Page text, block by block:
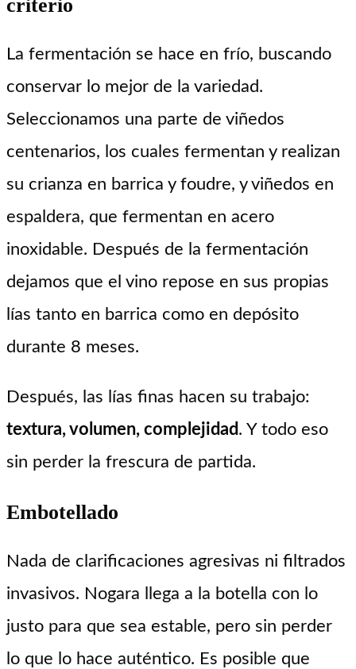
criterio
La fermentación se hace en frío, buscando
conservar lo mejor de la variedad.
Seleccionamos una parte de viñedos
centenarios, los cuales fermentan y realizan
su crianza en barrica y foudre, y viñedos en
espaldera, que fermentan en acero
inoxidable. Después de la fermentación
dejamos que el vino repose en sus propias
lías tanto en barrica como en depósito
durante 8 meses.
Después, las lías finas hacen su trabajo:
textura, volumen, complejidad. Y todo eso
sin perder la frescura de partida.
Embotellado
Nada de clarificaciones agresivas ni filtrados
invasivos. Nogara llega a la botella con lo
justo para que sea estable, pero sin perder
lo que lo hace auténtico. Es posible que